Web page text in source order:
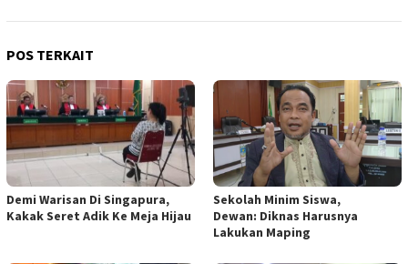
POS TERKAIT
Demi Warisan Di Singapura,
Kakak Seret Adik Ke Meja Hijau
Sekolah Minim Siswa,
Dewan: Diknas Harusnya
Lakukan Maping